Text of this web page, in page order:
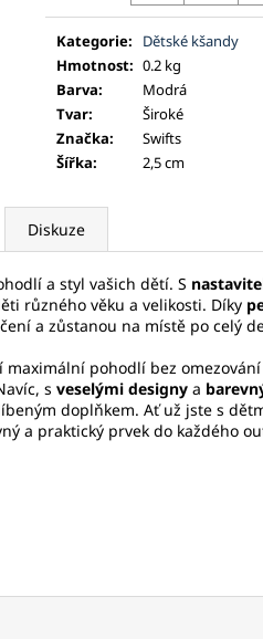
Kategorie:
Dětské kšandy
Hmotnost: 0.2 kg
Barva:
Modrá
Tvar:
Široké
Značka:
Swifts
Šířka: 2,5 cm
Diskuze
a styl vašich dětí. S
různého věku a velikosti. Díky
a zůstanou na místě po celý
maximální pohodlí bez
s veselými designy a
doplňkem. Ať už jste s
a praktický prvek do každého